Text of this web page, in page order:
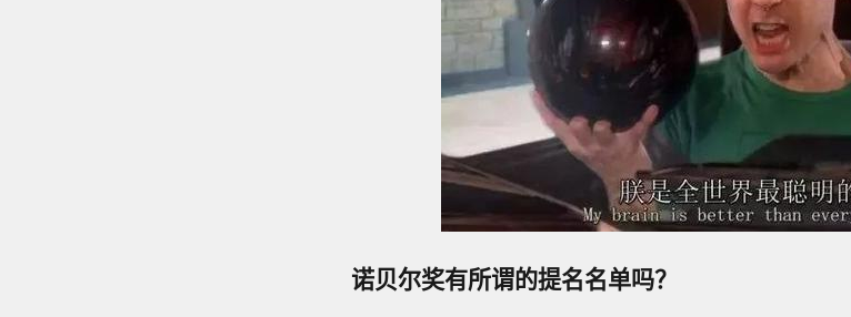
诺贝尔奖有所谓的提名名单吗？